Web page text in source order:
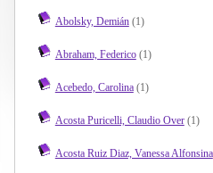
Abolsky, Demián(1)
Abraham, Federico(1)
Acebedo, Carolina(1)
Acosta Puricelli, Claudio Over(1)
Acosta Ruiz Diaz, Vanessa Alfonsina